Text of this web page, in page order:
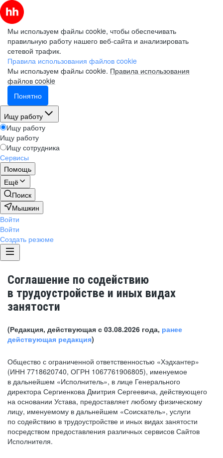
Мы используем файлы cookie, чтобы обеспечивать
правильную работу нашего веб-сайта и анализировать
сетевой трафик.
Правила использования файлов cookie
Мы используем файлы cookie. Правила использования
файлов cookie
Понятно
Ищу работу
Ищу работу
Ищу работу
Ищу сотрудника
Сервисы
Помощь
Ещё
Поиск
Мышкин
Войти
Войти
Создать резюме
Соглашение по содействию
в трудоустройстве и иных видах
занятости
(Редакция, действующая с 03.08.2026 года, ранее
действующая редакция)
Общество с ограниченной ответственностью «Хэдхантер»
(ИНН 7718620740, ОГРН 1067761906805), именуемое
в дальнейшем «Исполнитель», в лице Генерального
директора Сергиенкова Дмитрия Сергеевича, действующего
на основании Устава, предоставляет любому физическому
лицу, именуемому в дальнейшем «Соискатель», услуги
по содействию в трудоустройстве и иных видах занятости
посредством предоставления различных сервисов Сайтов
Исполнителя.